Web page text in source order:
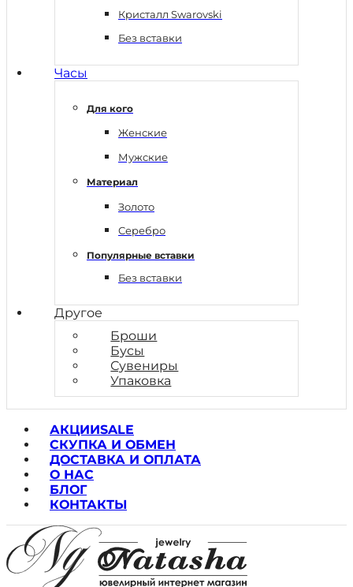
Кристалл Swarovski
Без вставки
Часы
Для кого
Женские
Мужские
Материал
Золото
Серебро
Популярные вставки
Без вставки
Другое
Броши
Бусы
Сувениры
Упаковка
АКЦИИSALE
СКУПКА И ОБМЕН
ДОСТАВКА И ОПЛАТА
О НАС
БЛОГ
КОНТАКТЫ